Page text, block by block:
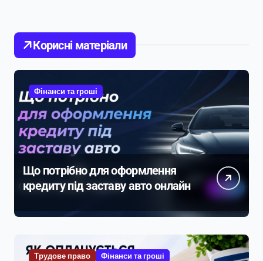
Корисні матеріали
Фінанси та гроші
Що потрібно для оформлення
кредиту під заставу авто онлайн
Трудове право Фінанси та гроші